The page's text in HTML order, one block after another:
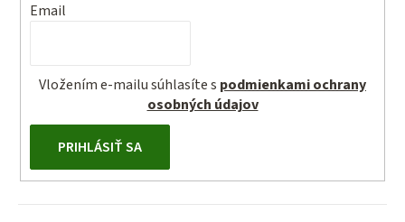
Email
Vložením e-mailu súhlasíte s podmienkami ochrany
osobných údajov
PRIHLÁSIŤ SA